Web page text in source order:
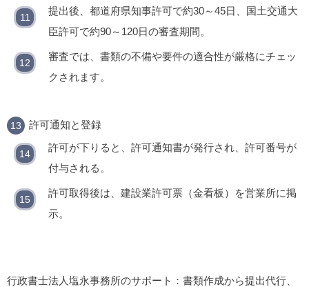
提出後、都道府県知事許可で約30～45日、国土交通大
臣許可で約90～120日の審査期間。
審査では、書類の不備や要件の適合性が厳格にチェッ
クされます。
許可通知と登録
許可が下りると、許可通知書が発行され、許可番号が
付与される。
許可取得後は、建設業許可票（金看板）を営業所に掲
示。
行政書士法人塩永事務所のサポート ：書類作成から提出代行、